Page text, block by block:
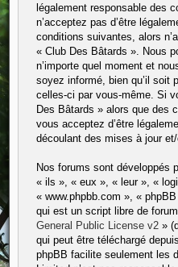
légalement responsable des
n’acceptez pas d’être
conditions suivantes, alors
« Club Des Bâtards ». Nous
n’importe quel moment et
soyez informé, bien qu’il soit
celles-ci par vous-même. Si
Des Bâtards » alors que des
vous acceptez d’être
découlant des mises à jour
Nos forums sont développés
« ils », « eux », « leur », «
« www.phpbb.com », «
qui est un script libre de
General Public License v2»
qui peut être téléchargé depuis
phpBB facilite seulement les